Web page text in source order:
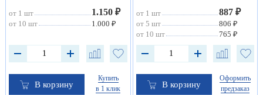
от 1 шт 1.150 ₽
от 10 шт 1.000 ₽
В корзину
Купить
в 1 клик
от 1 шт 887 ₽
от 5 шт
806 ₽
от 10 шт
765 ₽
В корзину
Оформить
предзаказ